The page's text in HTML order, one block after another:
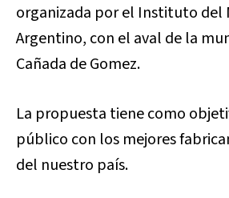
organizada por el Instituto del
Argentino, con el aval de la
Cañada de Gomez.
La propuesta tiene como
público con los mejores
del nuestro país.